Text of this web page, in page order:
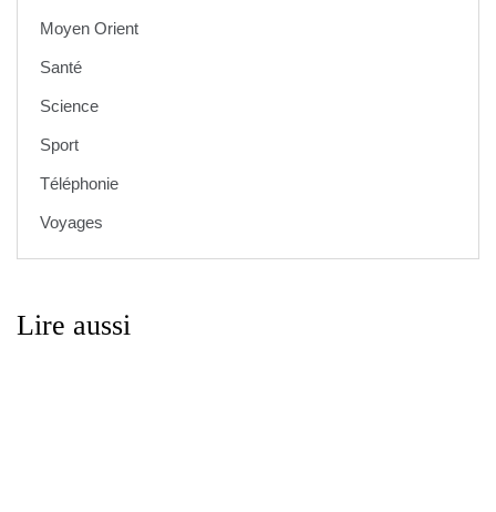
Moyen Orient
Santé
Science
Sport
Téléphonie
Voyages
Lire aussi